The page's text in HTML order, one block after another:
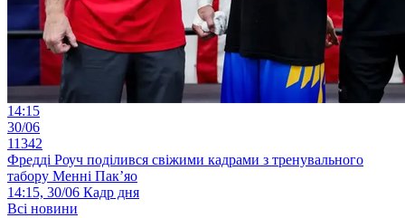
14:15
30/06
11342
Фредді Роуч поділився свіжими кадрами з тренувального
табору Менні Пак’яо
14:15, 30/06 Кадр дня
Всі новини